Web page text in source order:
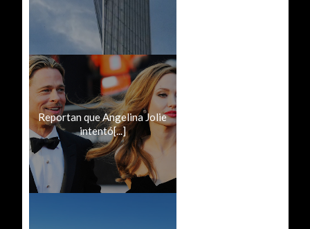
Reportan que Angelina Jolie
intentó[...]